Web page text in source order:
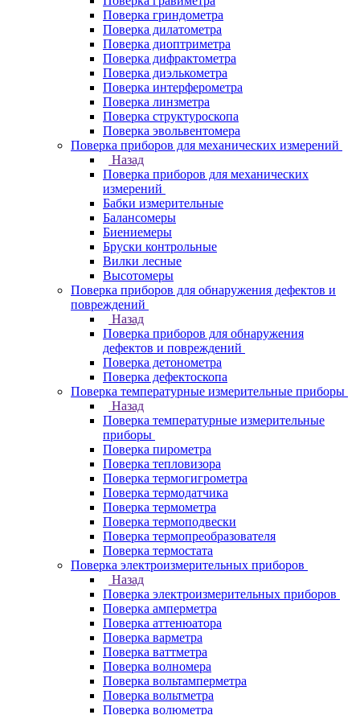
Поверка гриндометра
Поверка дилатометра
Поверка диоптриметра
Поверка дифрактометра
Поверка диэлькометра
Поверка интерферометра
Поверка линзметра
Поверка структуроскопа
Поверка эвольвентомера
Поверка приборов для механических измерений
Назад
Поверка приборов для механических
измерений
Бабки измерительные
Балансомеры
Биениемеры
Бруски контрольные
Вилки лесные
Высотомеры
Поверка приборов для обнаружения дефектов и
повреждений
Назад
Поверка приборов для обнаружения
дефектов и повреждений
Поверка детонометра
Поверка дефектоскопа
Поверка температурные измерительные приборы
Назад
Поверка температурные измерительные
приборы
Поверка пирометра
Поверка тепловизора
Поверка термогигрометра
Поверка термодатчика
Поверка термометра
Поверка термоподвески
Поверка термопреобразователя
Поверка термостата
Поверка электроизмерительных приборов
Назад
Поверка электроизмерительных приборов
Поверка амперметра
Поверка аттенюатора
Поверка варметра
Поверка ваттметра
Поверка волномера
Поверка вольтамперметра
Поверка вольтметра
Поверка волюметра